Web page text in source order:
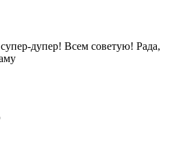
дупер! Всем советую! Рада,